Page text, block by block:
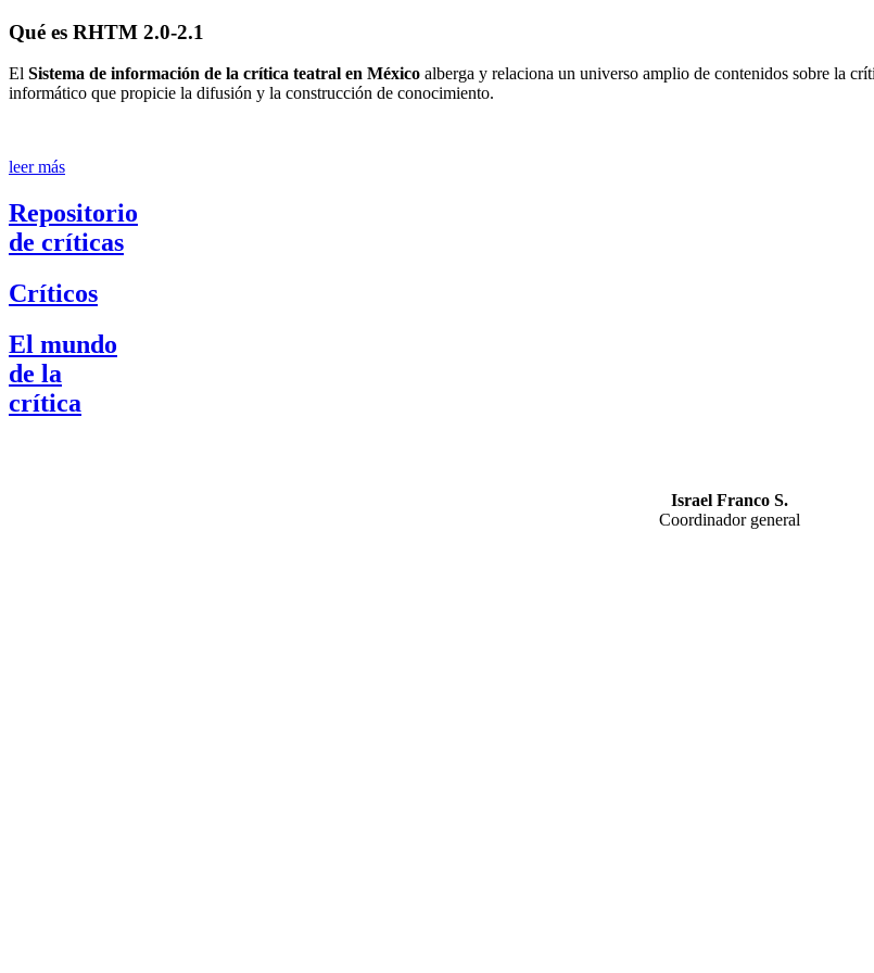
Qué es RHTM 2.0-2.1
El Sistema de información de la crítica teatral en México alberga y relaciona un universo amplio de contenidos sobre la
informático que propicie la difusión y la construcción de conocimiento.
leer más
Repositorio
de críticas
Críticos
El mundo
de la
crítica
Israel Franco S.
Coordinador general